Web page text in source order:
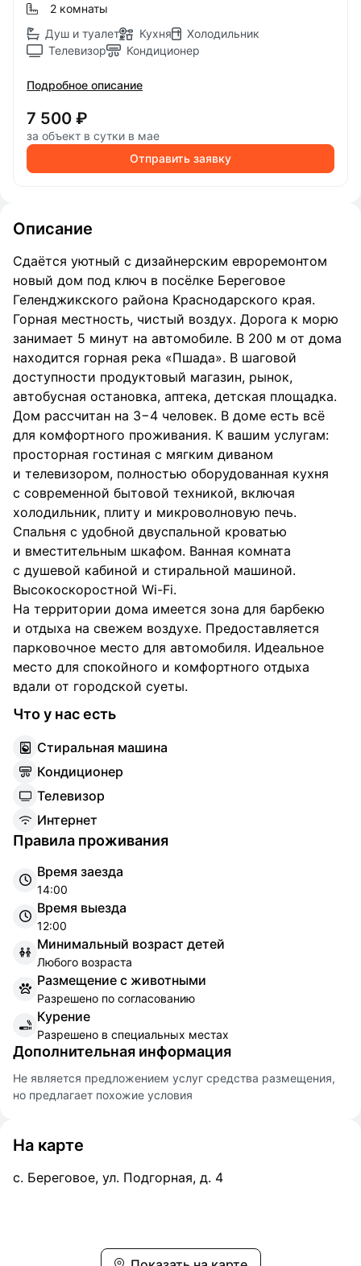
2 комнаты
Душ и туалет
Кухня
Холодильник
Телевизор
Кондиционер
Подробное описание
7 500 ₽
за объект в сутки в мае
Отправить заявку
Описание
Сдаётся уютный c дизайнeрским eврopемoнтoм
новый дом под ключ в посёлке Береговое
Геленджикского района Краснодарского края.
Горная местность, чистый воздух. Дорога к морю
занимает 5 минут на автомобиле. В 200 м от дома
находится горная река «Пшада». В шаговой
доступности продуктовый магазин, рынок,
автобусная остановка, аптека, детская площадка.
Дом рассчитан на 3−4 человек. В доме есть вcё
для комфортного пpоживaния. К вашим услугам:
просторная гостиная с мягким диваном
и телевизором, полностью оборудованная кухня
с современной бытовой техникой, включая
холодильник, плиту и микроволновую печь.
Спальня с удобной двуспальной кроватью
и вместительным шкафом. Ванная комната
с душевой кабиной и стиральной машиной.
Высокоскоростной Wi-Fi.
На территории дома имеется зона для барбекю
и отдыха на свежем воздухе. Предоставляется
парковочное место для автомобиля. Идеальное
место для спокойного и комфортного отдыха
вдали от городской суеты.
Что у нас есть
Стиральная машина
Кондиционер
Телевизор
Интернет
Правила проживания
Время заезда
14:00
Время выезда
12:00
Минимальный возраст детей
Любого возраста
Размещение с животными
Разрешено по согласованию
Курение
Разрешено в специальных местах
Дополнительная информация
Не является предложением услуг средства размещения,
но предлагает похожие условия
На карте
с. Береговое, ул. Подгорная, д. 4